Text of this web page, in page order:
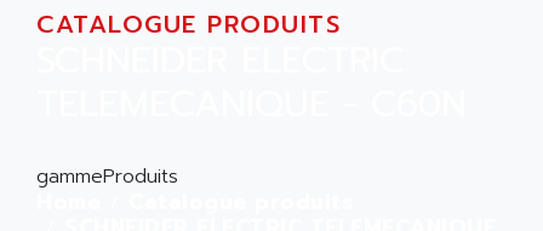
CATALOGUE PRODUITS
gammeProduits